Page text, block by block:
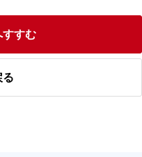
すすむ
る